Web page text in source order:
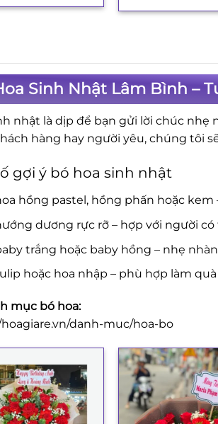
Sinh Nhật Lâm Bình –
nhật là dịp để bạn gửi lời chúc
hàng hay người yêu, chúng tôi
gợi ý bó hoa sinh nhật
hồng pastel, hồng phấn hoặc
dương rực rỡ – hợp với người
trắng hoặc baby hồng – nhẹ
hoặc hoa nhập – phù hợp làm
mục bó hoa:
danh-muc/hoa-bo